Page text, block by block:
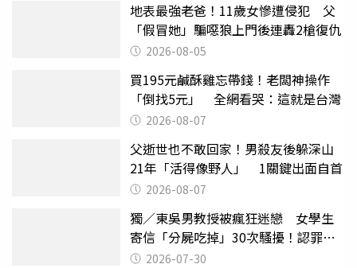
地表最強老爸！11歲女慘遭侵犯 父
「假冒她」騙噁狼上門後連轟2槍復仇
2026-08-05
買195元鹹酥雞忘帶錢！老闆神操作
「倒找5元」 全網看哭：這就是台灣
2026-08-07
父逝世也不敢回家！男殺友後躲深山
21年「活得像野人」 1關鍵出面自首
2026-08-07
獨／東吳男教授被瘋狂迷戀 女學生
寄信「分屍吃掉」30次騷擾！認罪免
關 2026-07-30